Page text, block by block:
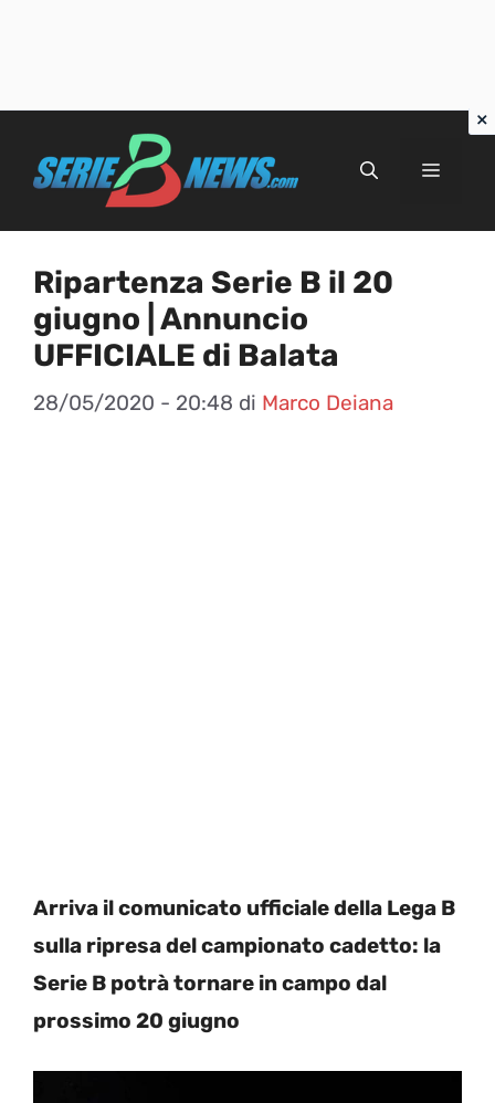
Menu
Ripartenza Serie B il 20
giugno | Annuncio
UFFICIALE di Balata
28/05/2020 - 20:48 di Marco Deiana
Arriva il comunicato ufficiale della Lega B
sulla ripresa del campionato cadetto: la
Serie B potrà tornare in campo dal
prossimo 20 giugno